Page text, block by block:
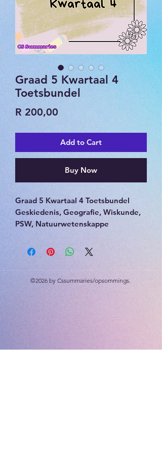
Graad 5 Kwartaal 4
Toetsbundel
R 200,00
Add to Cart
Buy Now
Graad 5 Kwartaal 4 Toetsbundel
Geskiedenis, Geografie, Wiskunde,
PSW, Natuurwetenskappe
Bespaar R50
©2026 by Cssummaries/opsommings.